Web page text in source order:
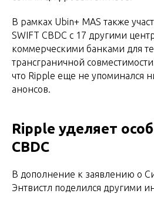
В рамках Ubin+ MAS также
SWIFT CBDC с 17 другими
коммерческими банками для
трансграничной
что Ripple еще не упоминался
анонсов.
Ripple уделяет
CBDC
В дополнение к заявлению о
Энтвистл поделился другими